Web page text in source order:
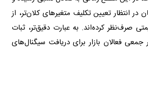
در انتظار تعیین تکلیف متغیرهای کلان‌تر، از
صرف‌نظر کرده‌اند. به عبارت دقیق‌تر، ثبات
جمعی فعالان بازار برای دریافت سیگنال‌های